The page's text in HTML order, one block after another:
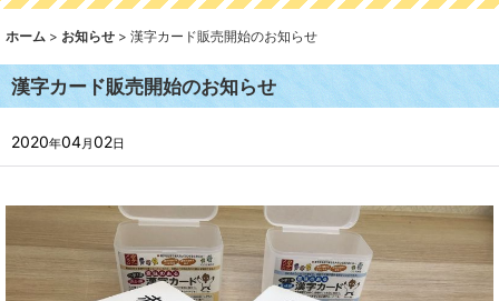
ホーム > お知らせ > 漢字カード販売開始のお知らせ
漢字カード販売開始のお知らせ
2020年04月02日